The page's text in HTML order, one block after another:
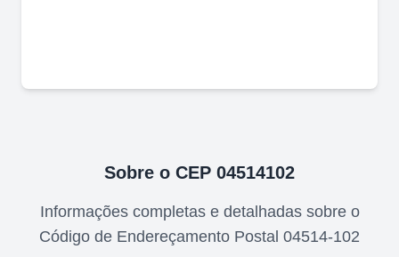
Sobre o CEP 04514102
Informações completas e detalhadas sobre o
Código de Endereçamento Postal 04514-102